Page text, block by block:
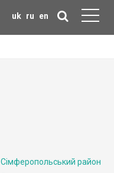
uk ru en
Сімферопольський район